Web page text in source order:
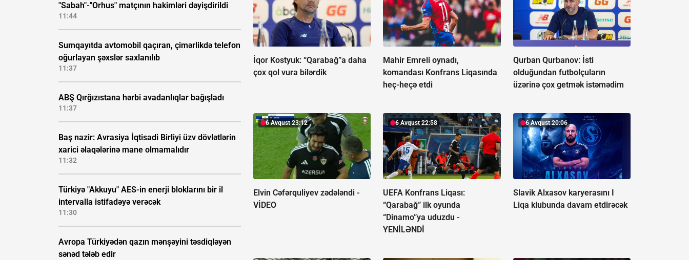
"Sabah"-"Orhus" matçının hakimləri dəyişdirildi
11:44
Sumqayıtda avtomobil qaçıran, çimərlikdə telefon
oğurlayan şəxslər saxlanılıb
11:37
ABŞ Qırğızıstana hərbi avadanlıqlar bağışladı
11:37
Baş nazir: Avrasiya İqtisadi Birliyi üzv dövlətlərin
xarici əlaqələrinə mane olmamalıdır
11:32
Türkiyə "Akkuyu" AES-in enerji bloklarını bir il
intervalla istifadəyə verəcək
11:30
Avropa Türkiyədən qazın mənşəyini təsdiqləyən
sənəd tələb edir
İqor Kostyuk: “Qarabağ”a daha
çox qol vura bilərdik
Mahir Emreli oynadı,
komandası Konfrans Liqasında
heç-heçə etdi
Qurban Qurbanov: İsti
olduğundan futbolçuların
üzərinə çox getmək istəmədim
6 Avqust 23:12
Elvin Cəfərquliyev zədələndi -
VİDEO
6 Avqust 22:58
UEFA Konfrans Liqası:
“Qarabağ” ilk oyunda
“Dinamo”ya uduzdu -
YENİLƏNDİ
6 Avqust 20:06
Slavik Alxasov karyerasını I
Liqa klubunda davam etdirəcək